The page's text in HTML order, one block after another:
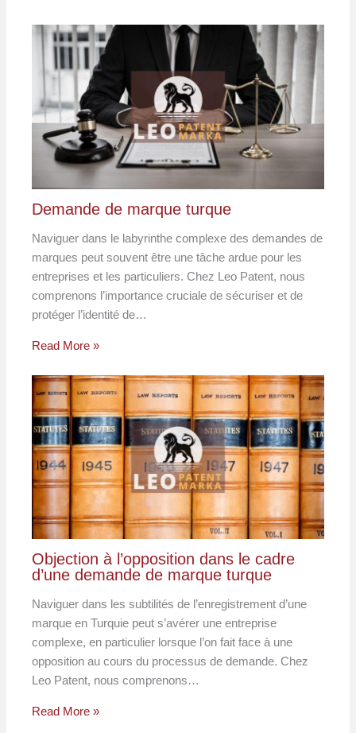
Demande de marque turque
Naviguer dans le labyrinthe complexe des demandes de
marques peut souvent être une tâche ardue pour les
entreprises et les particuliers. Chez Leo Patent, nous
comprenons l’importance cruciale de sécuriser et de
protéger l’identité de…
Read More »
Objection à l’opposition dans le cadre
d’une demande de marque turque
Naviguer dans les subtilités de l’enregistrement d’une
marque en Turquie peut s’avérer une entreprise
complexe, en particulier lorsque l’on fait face à une
opposition au cours du processus de demande. Chez
Leo Patent, nous comprenons…
Read More »